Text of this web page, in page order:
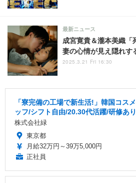
成宮寛貴＆瀧本美織「
妻の心情が見え隠れす
最新ニュース
2025.3.21 Fri 16:30
「寮完備の工場で新生活!」韓国コス
ッフ/シフト自由/20.30代活躍/研修あ
株式会社緑
東京都
月給32万円～39万5,000円
正社員